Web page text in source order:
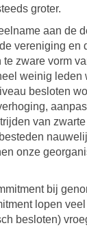
groter.
aan de
vereniging en
zware vorm
weinig leden
besloten
van
onze
bij
lopen
besloten)